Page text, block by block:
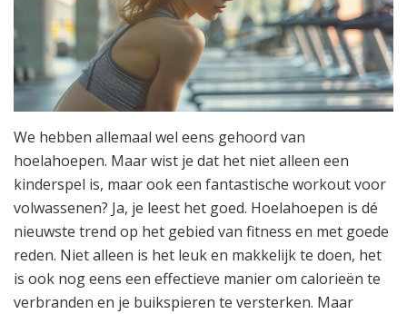
We hebben allemaal wel eens gehoord van
hoelahoepen. Maar wist je dat het niet alleen een
kinderspel is, maar ook een fantastische workout voor
volwassenen? Ja, je leest het goed. Hoelahoepen is dé
nieuwste trend op het gebied van fitness en met goede
reden. Niet alleen is het leuk en makkelijk te doen, het
is ook nog eens een effectieve manier om calorieën te
verbranden en je buikspieren te versterken. Maar